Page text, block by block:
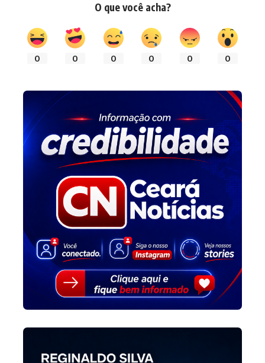
O que você acha?
0 0 0 0 0 0